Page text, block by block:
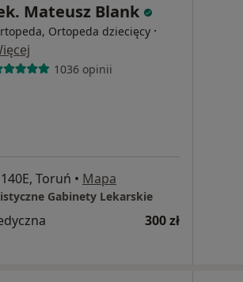
Mateusz Blank
Ortopeda dziecięcy ·
1036 opinii
Toruń • Mapa
Gabinety Lekarskie
300 zł